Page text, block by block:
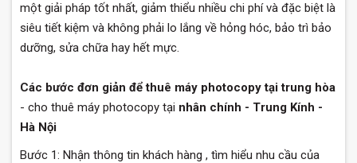
một giải pháp tốt nhất, giảm thiểu nhiều chi phí và đặc biệt là
siêu tiết kiệm và không phải lo lắng về hỏng hóc, bảo trì bảo
dưỡng, sửa chữa hay hết mực.
Các bước đơn giản để thuê máy photocopy tại trung hòa
- cho thuê máy photocopy tại nhân chính - Trung Kính -
Hà Nội
Bước 1: Nhận thông tin khách hàng , tìm hiểu nhu cầu của